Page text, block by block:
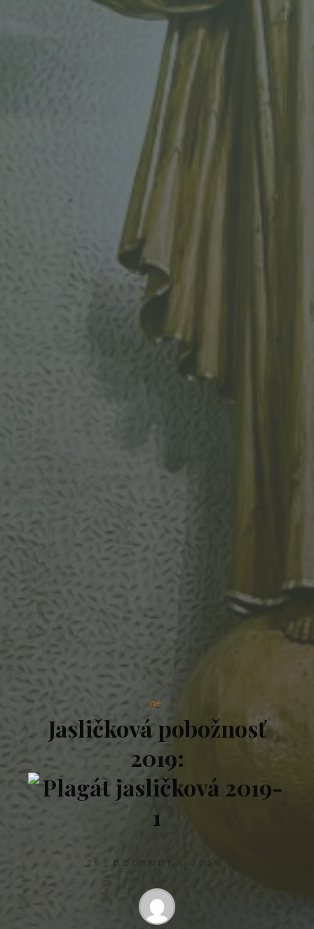
Iné
Jasličková pobožnosť
2019:
25. DECEMBRA 2019